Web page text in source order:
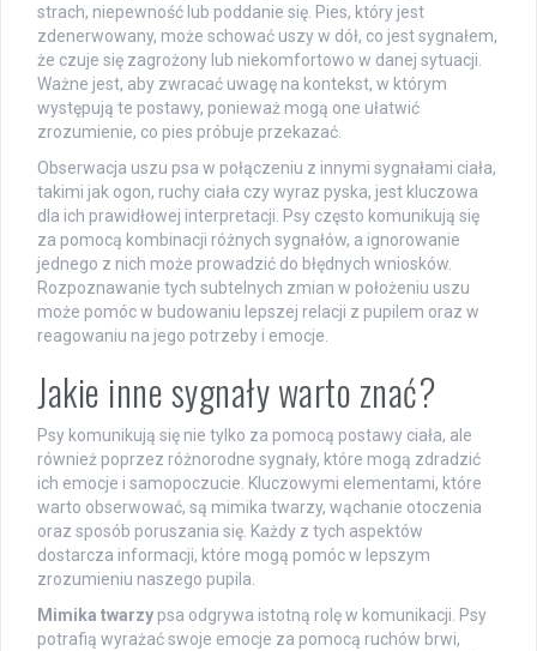
strach, niepewność lub poddanie się. Pies, który jest
zdenerwowany, może schować uszy w dół, co jest sygnałem,
że czuje się zagrożony lub niekomfortowo w danej sytuacji.
Ważne jest, aby zwracać uwagę na kontekst, w którym
występują te postawy, ponieważ mogą one ułatwić
zrozumienie, co pies próbuje przekazać.
Obserwacja uszu psa w połączeniu z innymi sygnałami ciała,
takimi jak ogon, ruchy ciała czy wyraz pyska, jest kluczowa
dla ich prawidłowej interpretacji. Psy często komunikują się
za pomocą kombinacji różnych sygnałów, a ignorowanie
jednego z nich może prowadzić do błędnych wniosków.
Rozpoznawanie tych subtelnych zmian w położeniu uszu
może pomóc w budowaniu lepszej relacji z pupilem oraz w
reagowaniu na jego potrzeby i emocje.
Jakie inne sygnały warto znać?
Psy komunikują się nie tylko za pomocą postawy ciała, ale
również poprzez różnorodne sygnały, które mogą zdradzić
ich emocje i samopoczucie. Kluczowymi elementami, które
warto obserwować, są mimika twarzy, wąchanie otoczenia
oraz sposób poruszania się. Każdy z tych aspektów
dostarcza informacji, które mogą pomóc w lepszym
zrozumieniu naszego pupila.
Mimika twarzy psa odgrywa istotną rolę w komunikacji. Psy
potrafią wyrażać swoje emocje za pomocą ruchów brwi,